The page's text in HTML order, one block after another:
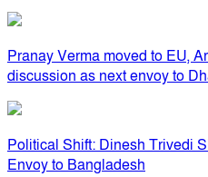
Pranay Verma moved to EU,
discussion as next envoy to
Political Shift: Dinesh Trivedi
Envoy to Bangladesh